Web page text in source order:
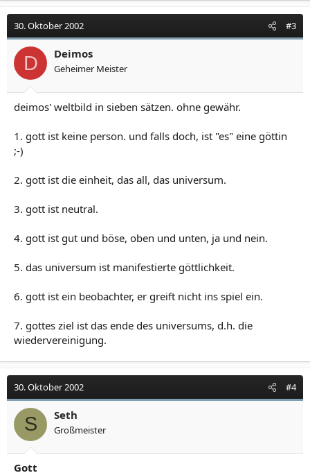
30. Oktober 2002 #3
D Deimos
Geheimer Meister
deimos' weltbild in sieben sätzen. ohne gewähr.
1. gott ist keine person. und falls doch, ist "es" eine göttin
;-)
2. gott ist die einheit, das all, das universum.
3. gott ist neutral.
4. gott ist gut und böse, oben und unten, ja und nein.
5. das universum ist manifestierte göttlichkeit.
6. gott ist ein beobachter, er greift nicht ins spiel ein.
7. gottes ziel ist das ende des universums, d.h. die
wiedervereinigung.
30. Oktober 2002 #4
S Seth
Großmeister
Gott